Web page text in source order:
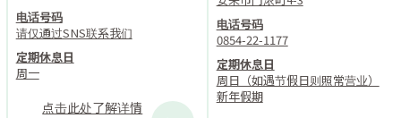
电话号码
请仅通过SNS联系我们
定期休息日
周一
点击此处了解详情
电话号码
0854-22-1177
定期休息日
周日（如遇节假日则照常营业）
新年假期